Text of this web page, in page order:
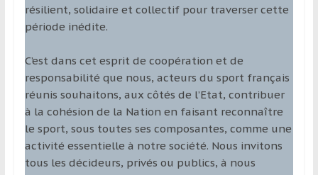
résilient, solidaire et collectif pour traverser cette
période inédite.
C’est dans cet esprit de coopération et de
responsabilité que nous, acteurs du sport français
réunis souhaitons, aux côtés de l’Etat, contribuer
à la cohésion de la Nation en faisant reconnaître
le sport, sous toutes ses composantes, comme une
activité essentielle à notre société. Nous invitons
tous les décideurs, privés ou publics, à nous